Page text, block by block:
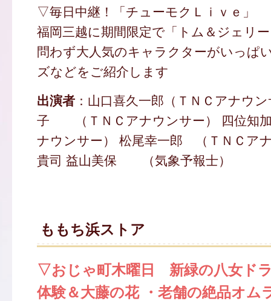
▽毎日中継！「チューモクＬｉｖｅ」
福岡三越に期間限定で「トム＆ジェリ
問わず大人気のキャラクターがいっぱ
ズなどをご紹介します
出演者：山口喜久一郎（ＴＮＣアナウ
子 （ＴＮＣアナウンサー） 四位知
ナウンサー） 松尾幸一郎 （ＴＮＣア
貴司 益山美保 （気象予報士）
ももち浜ストア
▽おじゃ町木曜日 新緑の八女ド
体験＆大藤の花 ・老舗の絶品オ